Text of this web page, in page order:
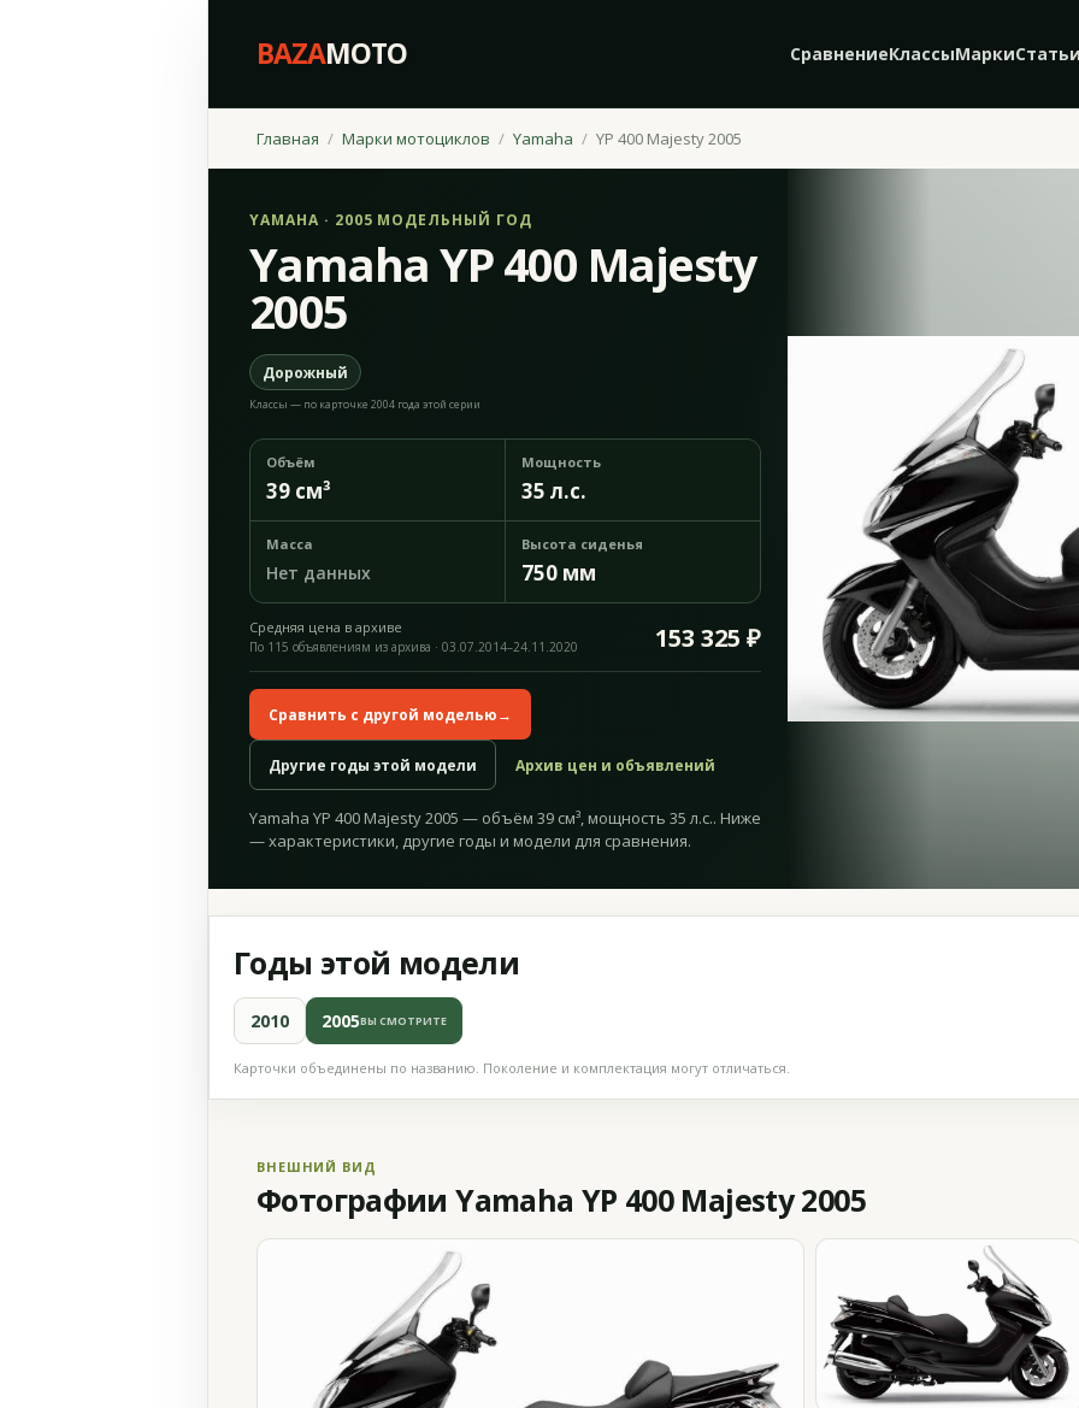
BAZAMOTO СравнениеКлассыМаркиСтатьи
Главная Марки мотоциклов Yamaha YP 400 Majesty 2005
YAMAHA · 2005 МОДЕЛЬНЫЙ ГОД
Yamaha YP 400 Majesty
2005
Дорожный
Классы — по карточке 2004 года этой серии
Объём
39 см³
Мощность
35 л.с.
Масса
Нет данных
Высота сиденья
750 мм
Средняя цена в архиве 153 325 ₽
По 115 объявлениям из архива · 03.07.2014–24.11.2020
Сравнить с другой моделью→
Другие годы этой модели Архив цен и объявлений
Yamaha YP 400 Majesty 2005 — объём 39 см³, мощность 35 л.с.. Ниже
— характеристики, другие годы и модели для сравнения.
Годы этой модели
2010 2005ВЫ СМОТРИТЕ
Карточки объединены по названию. Поколение и комплектация могут отличаться.
ВНЕШНИЙ ВИД
Фотографии Yamaha YP 400 Majesty 2005